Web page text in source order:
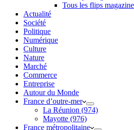
Tous les flips magazine
Actualité
Société
Politique
Numérique
Culture
Nature
Marché
Commerce
Entreprise
Autour du Monde
France d’outre-mer
La Réunion (974)
Mayotte (976)
France métropolitaine